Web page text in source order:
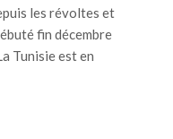
les révoltes et
fin décembre
Tunisie est en